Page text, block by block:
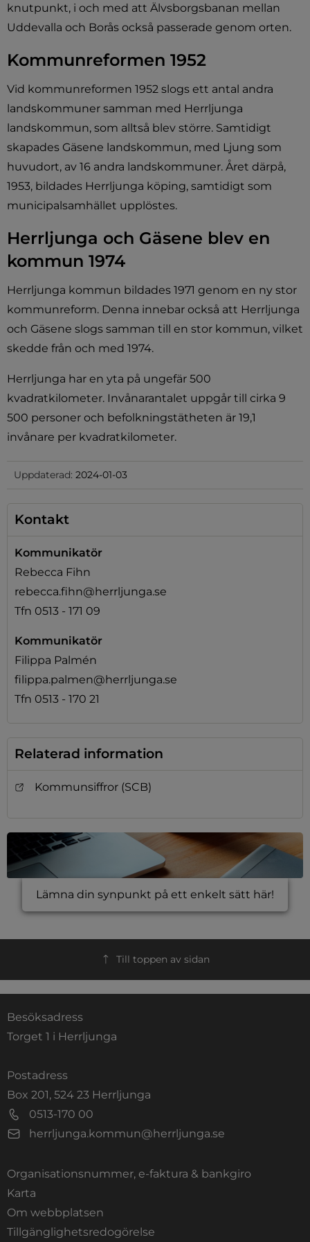
knutpunkt, i och med att Älvsborgsbanan mellan
Uddevalla och Borås också passerade genom orten.
Kommunreformen 1952
Vid kommunreformen 1952 slogs ett antal andra
landskommuner samman med Herrljunga
landskommun, som alltså blev större. Samtidigt
skapades Gäsene landskommun, med Ljung som
huvudort, av 16 andra landskommuner. Året därpå,
1953, bildades Herrljunga köping, samtidigt som
municipalsamhället upplöstes.
Herrljunga och Gäsene blev en
kommun 1974
Herrljunga kommun bildades 1971 genom en ny stor
kommunreform. Denna innebar också att Herrljunga
och Gäsene slogs samman till en stor kommun, vilket
skedde från och med 1974.
Herrljunga har en yta på ungefär 500
kvadratkilometer. Invånarantalet uppgår till cirka 9
500 personer och befolkningstätheten är 19,1
invånare per kvadratkilometer.
Uppdaterad: 2024-01-03
Kontakt
Kommunikatör
Rebecca Fihn
rebecca.fihn@herrljunga.se
Tfn 0513 - 171 09
Kommunikatör
Filippa Palmén
filippa.palmen@herrljunga.se
Tfn 0513 - 170 21
Relaterad information
Kommunsiffror (SCB)
Lämna din synpunkt på ett enkelt sätt här!
Till toppen av sidan
Besöksadress
Torget 1 i Herrljunga
Postadress
Box 201, 524 23 Herrljunga
0513-170 00
herrljunga.kommun@herrljunga.se
Organisationsnummer, e-faktura & bankgiro
Karta
Om webbplatsen
Tillgänglighetsredogörelse